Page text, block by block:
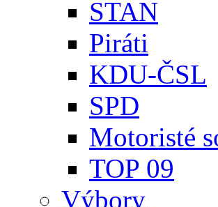
STAN
Piráti
KDU-ČSL
SPD
Motoristé
TOP 09
Výbory